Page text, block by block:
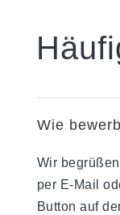
Wie
Wir
per E-Mail
Button auf